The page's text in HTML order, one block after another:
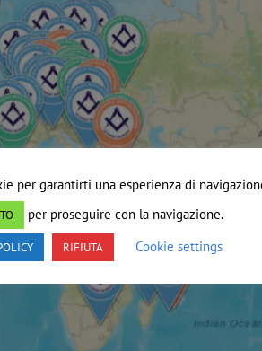
per garantirti una esperienza di
per proseguire con la navigazione.
RIFIUTA Cookie settings